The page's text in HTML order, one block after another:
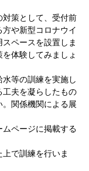
策として、受付前
や新型コロナウイ
ペースを設置しま
体験してみましょ
等の訓練を実施し
工夫を凝らしたもの
関係機関による展
ページに掲載する
で訓練を行いま